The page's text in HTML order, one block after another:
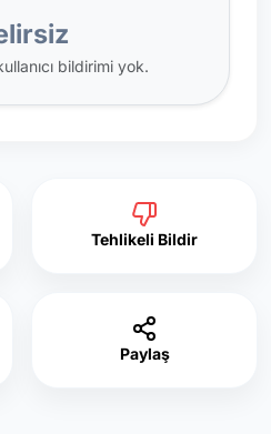
bildirimi yok.
Tehlikeli Bildir
Paylaş